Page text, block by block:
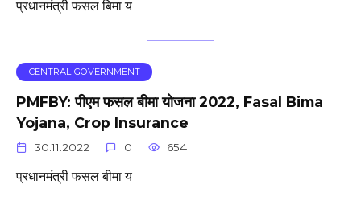
प्रधानमंत्री फसल बिमा य
CENTRAL-GOVERNMENT
PMFBY: पीएम फसल बीमा योजना 2022, Fasal Bima
Yojana, Crop Insurance
30.11.2022 0 654
प्रधानमंत्री फसल बीमा य